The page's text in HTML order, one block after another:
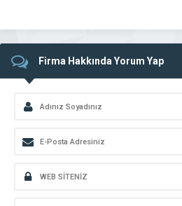
Firma Hakkında Yorum Yap